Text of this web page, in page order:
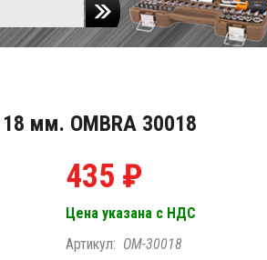
мм. OMBRA 30018
435 ₽
Цена указана с НДС
Артикул: OM-30018